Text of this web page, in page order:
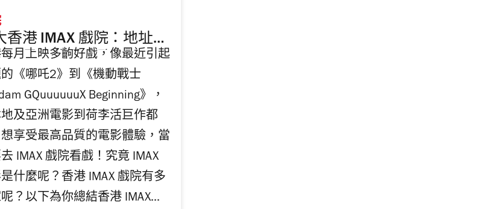
香港 IMAX 戲院：地址、
、最佳位置一覽
月上映多齣好戲，像最近引起
《哪吒2》到《機動戰士
GQuuuuuuX Beginning》，
及亞洲電影到荷李活巨作都
享受最高品質的電影體驗，當
IMAX 戲院看戲！究竟 IMAX
什麼呢？香港 IMAX 戲院有多
？以下為你總結香港 IMAX...